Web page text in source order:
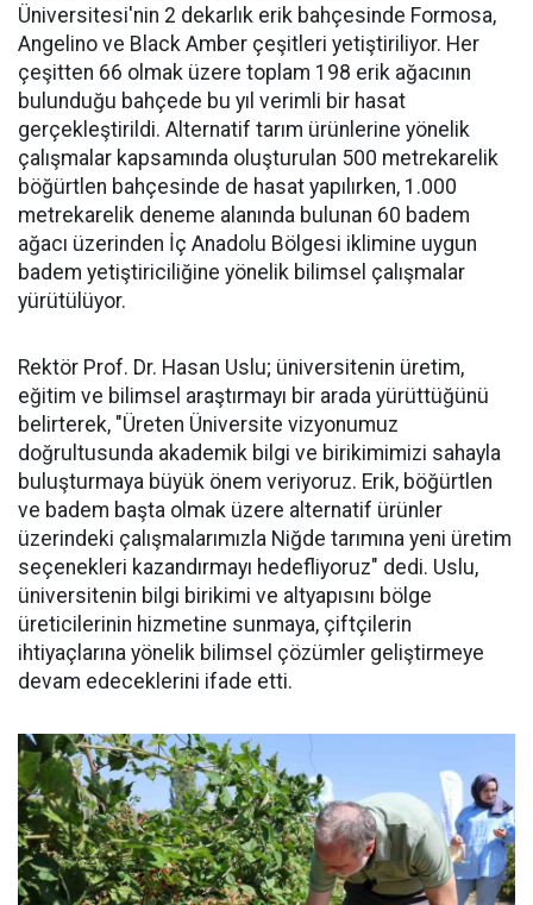
Üniversitesi'nin 2 dekarlık erik bahçesinde Formosa,
Angelino ve Black Amber çeşitleri yetiştiriliyor. Her
çeşitten 66 olmak üzere toplam 198 erik ağacının
bulunduğu bahçede bu yıl verimli bir hasat
gerçekleştirildi. Alternatif tarım ürünlerine yönelik
çalışmalar kapsamında oluşturulan 500 metrekarelik
böğürtlen bahçesinde de hasat yapılırken, 1.000
metrekarelik deneme alanında bulunan 60 badem
ağacı üzerinden İç Anadolu Bölgesi iklimine uygun
badem yetiştiriciliğine yönelik bilimsel çalışmalar
yürütülüyor.
Rektör Prof. Dr. Hasan Uslu; üniversitenin üretim,
eğitim ve bilimsel araştırmayı bir arada yürüttüğünü
belirterek, "Üreten Üniversite vizyonumuz
doğrultusunda akademik bilgi ve birikimimizi sahayla
buluşturmaya büyük önem veriyoruz. Erik, böğürtlen
ve badem başta olmak üzere alternatif ürünler
üzerindeki çalışmalarımızla Niğde tarımına yeni üretim
seçenekleri kazandırmayı hedefliyoruz" dedi. Uslu,
üniversitenin bilgi birikimi ve altyapısını bölge
üreticilerinin hizmetine sunmaya, çiftçilerin
ihtiyaçlarına yönelik bilimsel çözümler geliştirmeye
devam edeceklerini ifade etti.